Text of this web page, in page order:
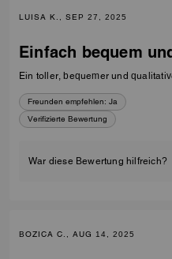
LUISA K., SEP 27, 2025
Einfach bequem
Ein toller, bequemer und
Freunden empfehlen: Ja
Verifizierte Bewertung
War diese Bewertung hilfreich?
BOZICA C., AUG 14, 2025